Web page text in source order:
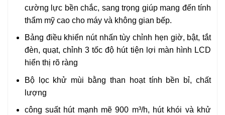
cường lực bền chắc, sang trọng giúp mang đến tính
thẩm mỹ cao cho máy và không gian bếp.
Bảng điều khiển nút nhấn tùy chỉnh hẹn giờ, bật, tắt
đèn, quạt, chỉnh 3 tốc độ hút tiện lợi màn hình LCD
hiển thị rõ ràng
Bộ lọc khử mùi bằng than hoạt tính bền bỉ, chất
lượng
công suất hút mạnh mẽ 900 m³/h, hút khói và khử